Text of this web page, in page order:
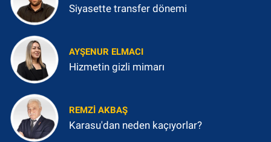
Siyasette transfer dönemi
AYŞENUR ELMACI
Hizmetin gizli mimarı
REMZI AKBAŞ
Karasu'dan neden kaçıyorlar?